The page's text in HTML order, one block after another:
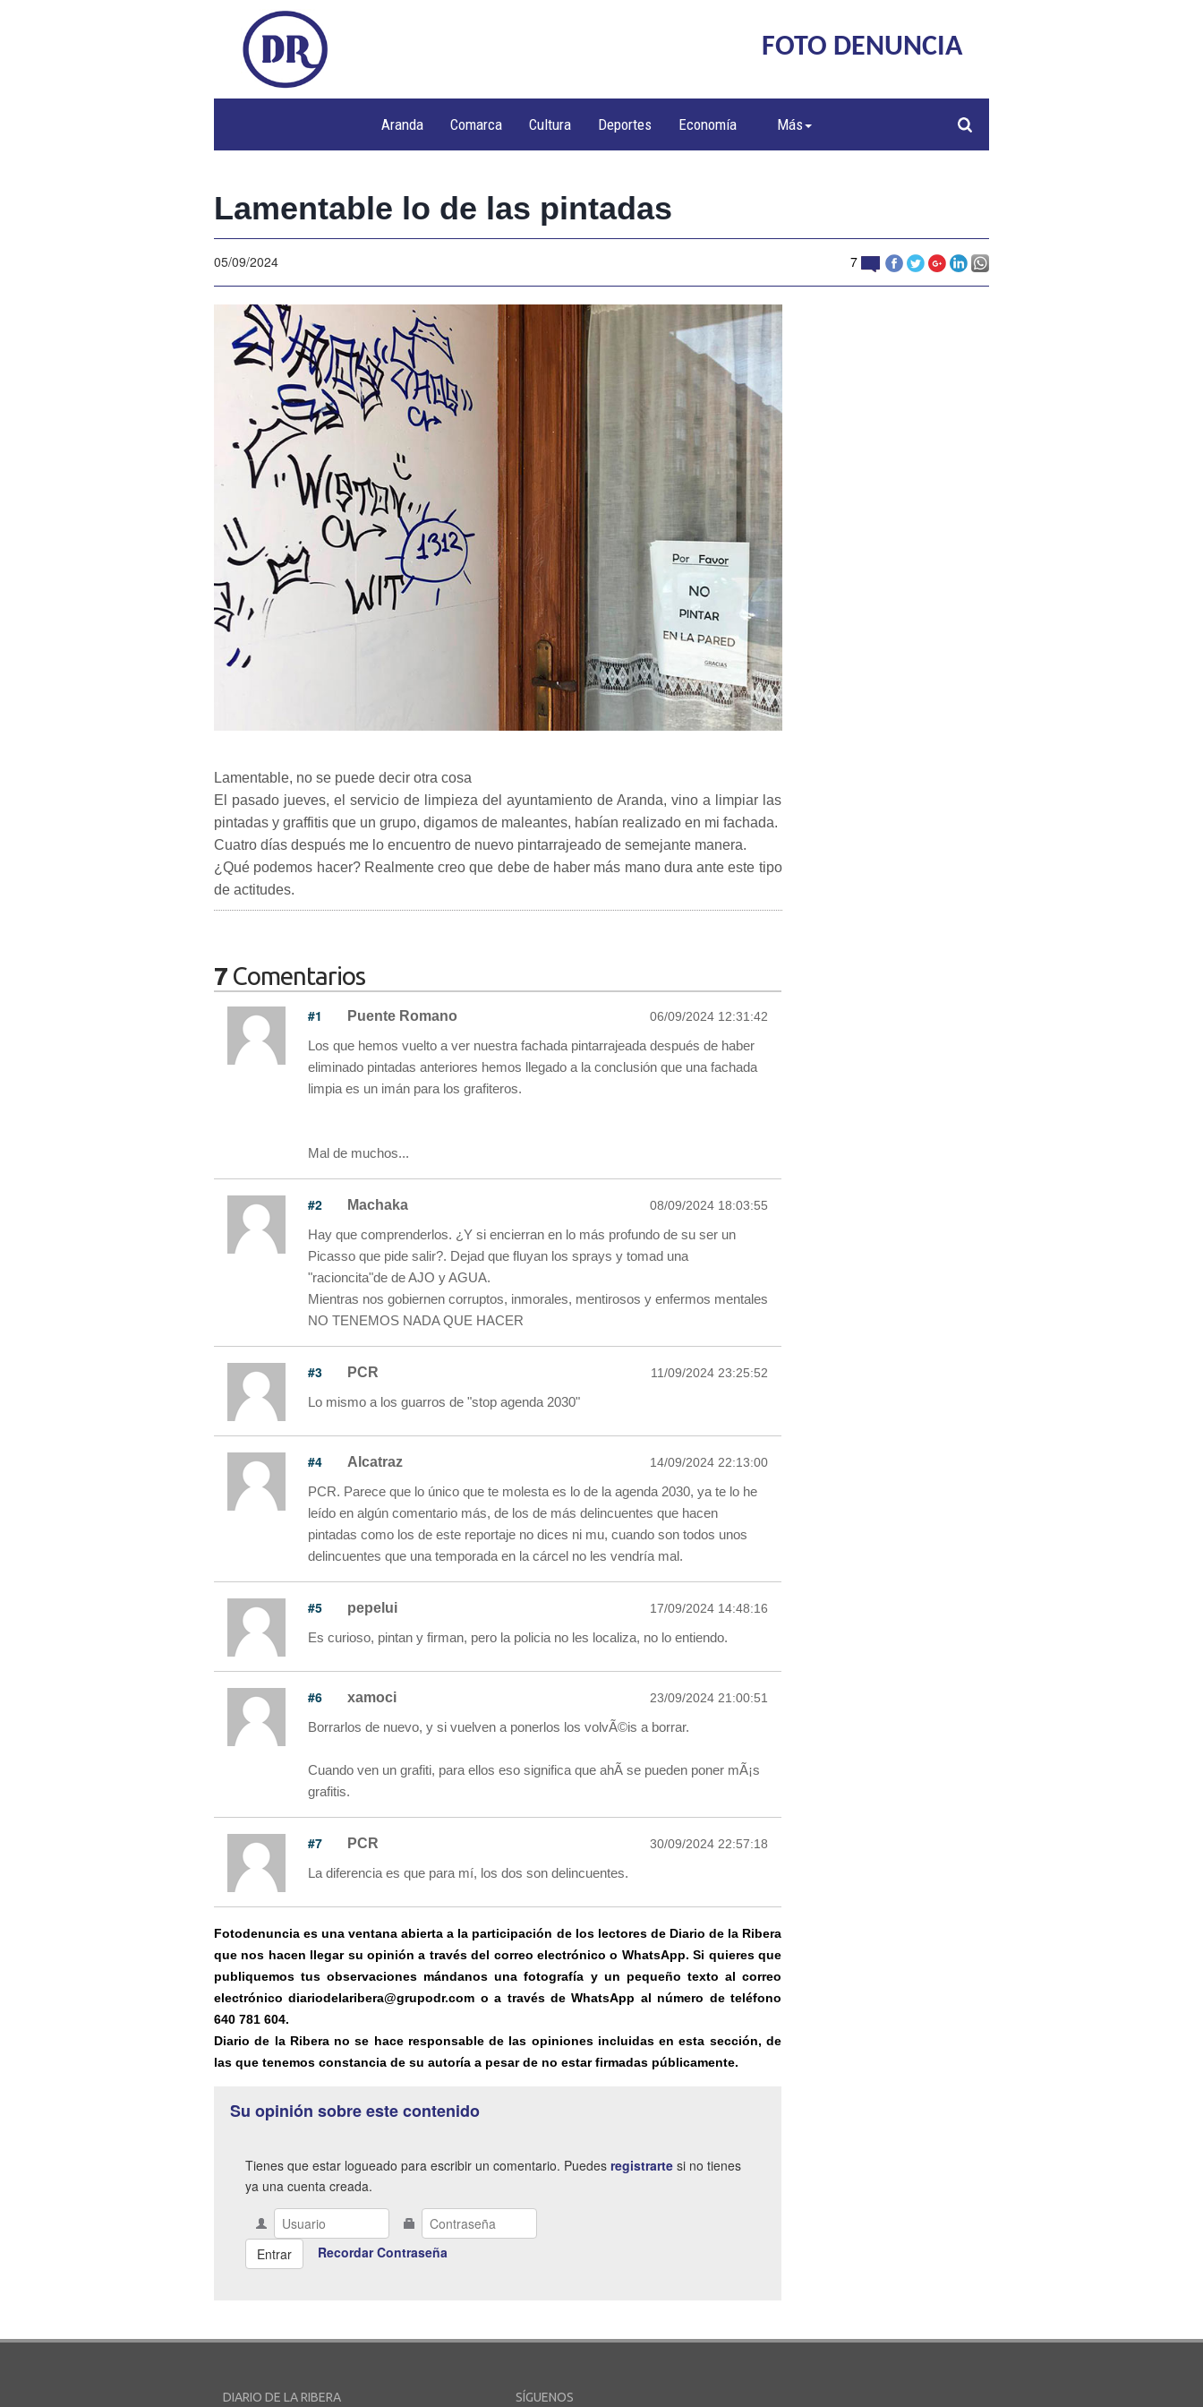
FOTO DENUNCIA
Aranda Comarca Cultura Deportes Economía Más
Lamentable lo de las pintadas
05/09/2024 7
Lamentable, no se puede decir otra cosa
El pasado jueves, el servicio de limpieza del ayuntamiento de Aranda, vino a limpiar las
pintadas y graffitis que un grupo, digamos de maleantes, habían realizado en mi fachada.
Cuatro días después me lo encuentro de nuevo pintarrajeado de semejante manera.
¿Qué podemos hacer? Realmente creo que debe de haber más mano dura ante este tipo
de actitudes.
7 Comentarios
#1 Puente Romano 06/09/2024 12:31:42
Los que hemos vuelto a ver nuestra fachada pintarrajeada después de haber
eliminado pintadas anteriores hemos llegado a la conclusión que una fachada
limpia es un imán para los grafiteros.
Mal de muchos...
#2 Machaka 08/09/2024 18:03:55
Hay que comprenderlos. ¿Y si encierran en lo más profundo de su ser un
Picasso que pide salir?. Dejad que fluyan los sprays y tomad una
"racioncita"de de AJO y AGUA.
Mientras nos gobiernen corruptos, inmorales, mentirosos y enfermos mentales
NO TENEMOS NADA QUE HACER
#3 PCR 11/09/2024 23:25:52
Lo mismo a los guarros de "stop agenda 2030"
#4 Alcatraz 14/09/2024 22:13:00
PCR. Parece que lo único que te molesta es lo de la agenda 2030, ya te lo he
leído en algún comentario más, de los de más delincuentes que hacen
pintadas como los de este reportaje no dices ni mu, cuando son todos unos
delincuentes que una temporada en la cárcel no les vendría mal.
#5 pepelui 17/09/2024 14:48:16
Es curioso, pintan y firman, pero la policia no les localiza, no lo entiendo.
#6 xamoci 23/09/2024 21:00:51
Borrarlos de nuevo, y si vuelven a ponerlos los volvÃ©is a borrar.
Cuando ven un grafiti, para ellos eso significa que ahÃ­ se pueden poner mÃ¡s
grafitis.
#7 PCR 30/09/2024 22:57:18
La diferencia es que para mí, los dos son delincuentes.
Fotodenuncia es una ventana abierta a la participación de los lectores de Diario de la Ribera
que nos hacen llegar su opinión a través del correo electrónico o WhatsApp. Si quieres que
publiquemos tus observaciones mándanos una fotografía y un pequeño texto al correo
electrónico diariodelaribera@grupodr.com o a través de WhatsApp al número de teléfono
640 781 604.
Diario de la Ribera no se hace responsable de las opiniones incluidas en esta sección, de
las que tenemos constancia de su autoría a pesar de no estar firmadas públicamente.
Su opinión sobre este contenido
Tienes que estar logueado para escribir un comentario. Puedes registrarte si no tienes
ya una cuenta creada.
Recordar Contraseña
DIARIO DE LA RIBERA SÍGUENOS